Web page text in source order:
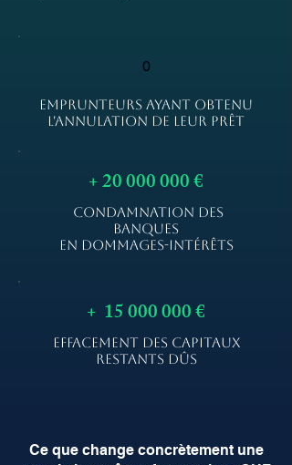
0
EMPRUNTEURS AYANT OBTENU
L'ANNULATION DE LEUR PRÊT
+20 000 000€
CONDAMNATION DES
BANQUES
EN DOMMAGES-INTÉRÊTS
+ 15 000 000€
EFFACEMENT DES CAPITAUX
RESTANTS DÛS
Ce que change concrètement une